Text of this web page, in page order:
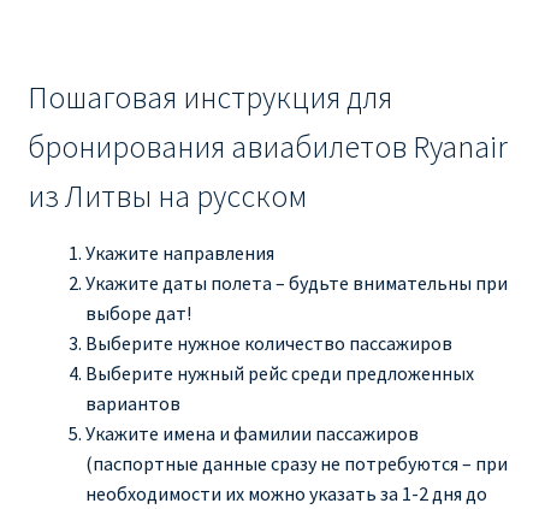
Пошаговая инструкция для
бронирования авиабилетов Ryanair
из Литвы на русском
Укажите направления
Укажите даты полета – будьте внимательны при
выборе дат!
Выберите нужное количество пассажиров
Выберите нужный рейс среди предложенных
вариантов
Укажите имена и фамилии пассажиров
(паспортные данные сразу не потребуются – при
необходимости их можно указать за 1-2 дня до